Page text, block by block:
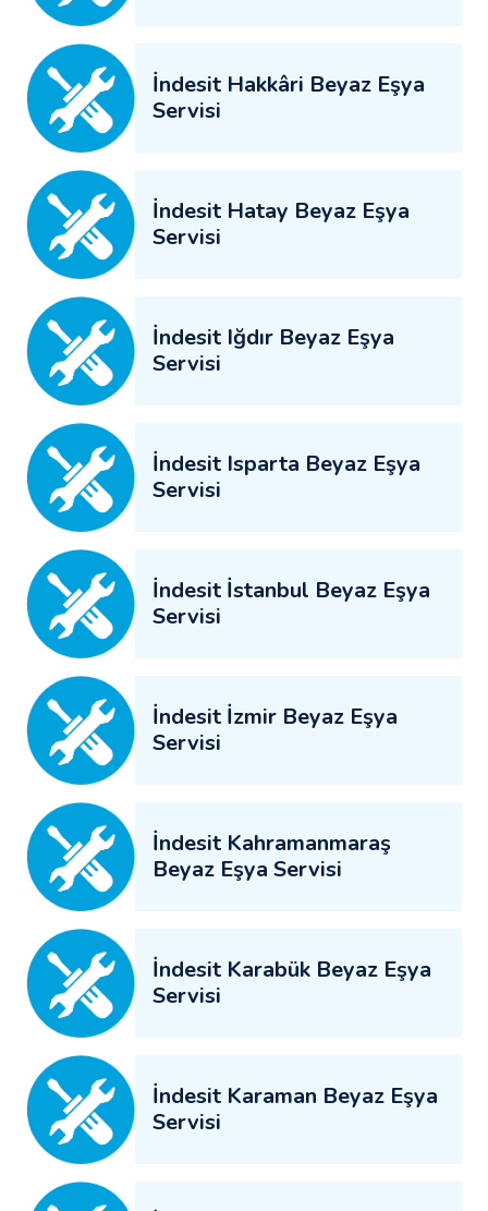
İndesit Hakkâri Beyaz Eşya
Servisi
İndesit Hatay Beyaz Eşya
Servisi
İndesit Iğdır Beyaz Eşya
Servisi
İndesit Isparta Beyaz Eşya
Servisi
İndesit İstanbul Beyaz Eşya
Servisi
İndesit İzmir Beyaz Eşya
Servisi
İndesit Kahramanmaraş
Beyaz Eşya Servisi
İndesit Karabük Beyaz Eşya
Servisi
İndesit Karaman Beyaz Eşya
Servisi